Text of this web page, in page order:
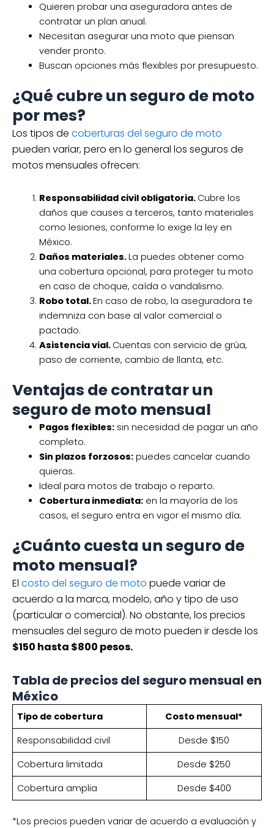
Quieren probar una aseguradora antes de
contratar un plan anual.
Necesitan asegurar una moto que piensan
vender pronto.
Buscan opciones más flexibles por presupuesto.
¿Qué cubre un seguro de moto
por mes?
Los tipos de coberturas del seguro de moto
pueden variar, pero en lo general los seguros de
motos mensuales ofrecen:
Responsabilidad civil obligatoria. Cubre los
daños que causes a terceros, tanto materiales
como lesiones, conforme lo exige la ley en
México.
Daños materiales.La puedes obtener como
una cobertura opcional, para proteger tu moto
en caso de choque, caída o vandalismo.
Robo total.En caso de robo, la aseguradora te
indemniza con base al valor comercial o
pactado.
Asistencia vial. Cuentas con servicio de grúa,
paso de corriente, cambio de llanta, etc.
Ventajas de contratar un
seguro de moto mensual
Pagos flexibles:sin necesidad de pagar un año
completo.
Sin plazos forzosos:puedes cancelar cuando
quieras.
Ideal para motos de trabajo o reparto.
Cobertura inmediata:en la mayoría de los
casos, el seguro entra en vigor el mismo día.
¿Cuánto cuesta un seguro de
moto mensual?
El costo del seguro de moto puede variar de
acuerdo a la marca, modelo, año y tipo de uso
(particular o comercial). No obstante, los precios
mensuales del seguro de moto pueden ir desde los
$150 hasta $800 pesos.
Tabla de precios del seguro mensual en
México
Tipo de cobertura
Costo mensual*
Responsabilidad civil
Desde $150
Cobertura limitada
Desde $250
Cobertura amplia
Desde $400
*Los precios pueden variar de acuerdo a evaluación y